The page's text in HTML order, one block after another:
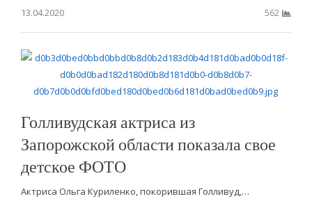
13.04.2020
562
Голливудская актриса из
Запорожской области показала свое
детское ФОТО
Актриса Ольга Куриленко, покорившая Голливуд,…